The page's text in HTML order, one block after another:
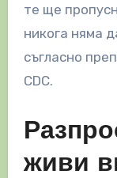
те ще
никога няма
съгласно
CDC.
живи